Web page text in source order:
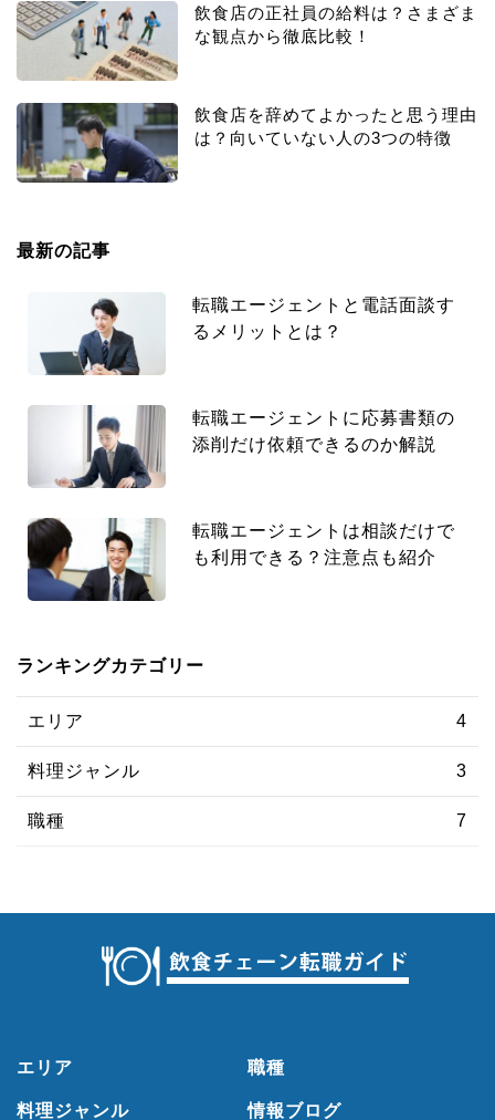
飲食店の正社員の給料は？さまざま
な観点から徹底比較！
飲食店を辞めてよかったと思う理由
は？向いていない人の3つの特徴
最新の記事
転職エージェントと電話面談す
るメリットとは？
転職エージェントに応募書類の
添削だけ依頼できるのか解説
転職エージェントは相談だけで
も利用できる？注意点も紹介
ランキングカテゴリー
エリア 4
料理ジャンル 3
職種 7
エリア 職種
料理ジャンル 情報ブログ